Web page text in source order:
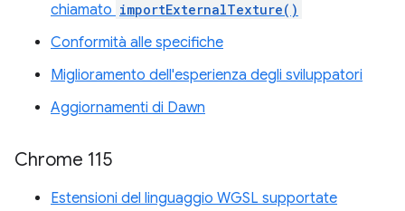
chiamato importExternalTexture()
Conformità alle specifiche
Miglioramento dell'esperienza degli sviluppatori
Aggiornamenti di Dawn
Chrome 115
Estensioni del linguaggio WGSL supportate